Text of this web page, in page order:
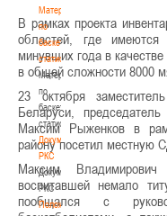
Материалы
по
баскетбольной
статистике
Материалы
по
баскетбольной
статистике
Документы
РКС
Документы
РКС
Положение
В рамках проекта
областей, где
минувших года в
в общей сложности 8000
23 октября
Беларуси,
Максим Рыженков в
району посетил
Максим
воспитавшей немало
пообщался с